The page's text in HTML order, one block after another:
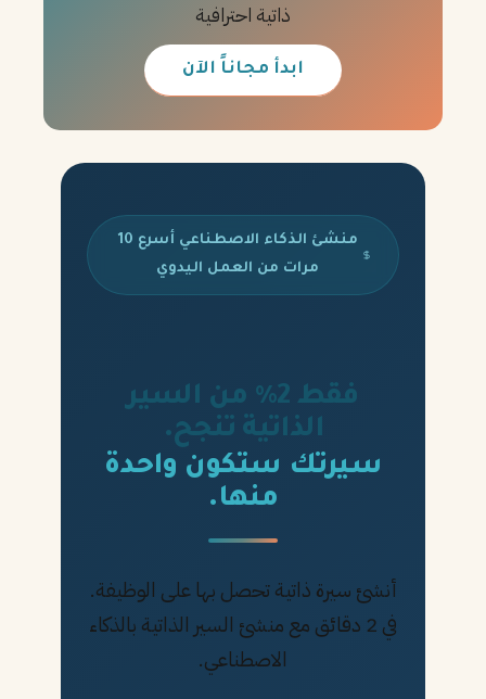
ذاتية احترافية
ابدأ مجاناً الآن
منشئ الذكاء الاصطناعي أسرع 10
مرات من العمل اليدوي
فقط 2% من السير
الذاتية تنجح.
سيرتك ستكون واحدة
منها.
أنشئ سيرة ذاتية تحصل بها على الوظيفة.
في 2 دقائق مع منشئ السير الذاتية بالذكاء
الاصطناعي.